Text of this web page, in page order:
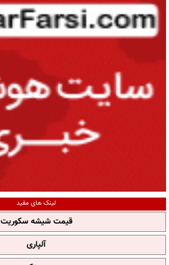
لینک های مفید
قیمت شیشه سکوریت
آلپاری